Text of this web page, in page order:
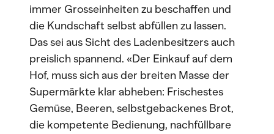
immer Grosseinheiten zu beschaffen und
die Kundschaft selbst abfüllen zu lassen.
Das sei aus Sicht des Ladenbesitzers auch
preislich spannend. «Der Einkauf auf dem
Hof, muss sich aus der breiten Masse der
Supermärkte klar abheben: Frischestes
Gemüse, Beeren, selbstgebackenes Brot,
die kompetente Bedienung, nachfüllbare